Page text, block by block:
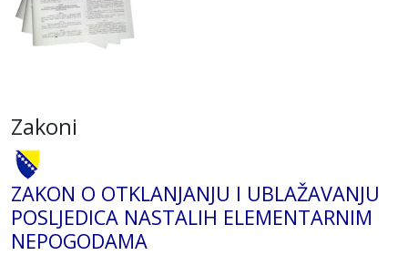
Zakoni
ZAKON O OTKLANJANJU I UBLAŽAVANJU
POSLJEDICA NASTALIH ELEMENTARNIM
NEPOGODAMA